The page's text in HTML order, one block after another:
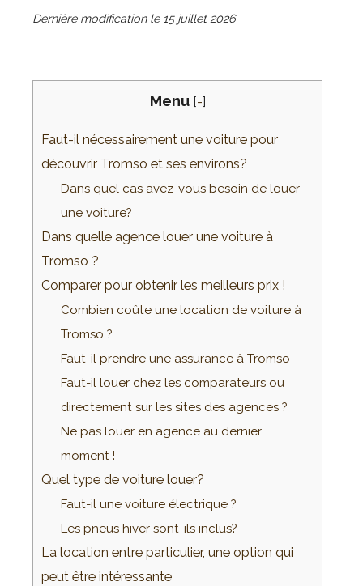
Dernière modification le 15 juillet 2026
Menu [-]
Faut-il nécessairement une voiture pour
découvrir Tromso et ses environs?
Dans quel cas avez-vous besoin de louer
une voiture?
Dans quelle agence louer une voiture à
Tromso ?
Comparer pour obtenir les meilleurs prix !
Combien coûte une location de voiture à
Tromso ?
Faut-il prendre une assurance à Tromso
Faut-il louer chez les comparateurs ou
directement sur les sites des agences ?
Ne pas louer en agence au dernier
moment !
Quel type de voiture louer?
Faut-il une voiture électrique ?
Les pneus hiver sont-ils inclus?
La location entre particulier, une option qui
peut être intéressante